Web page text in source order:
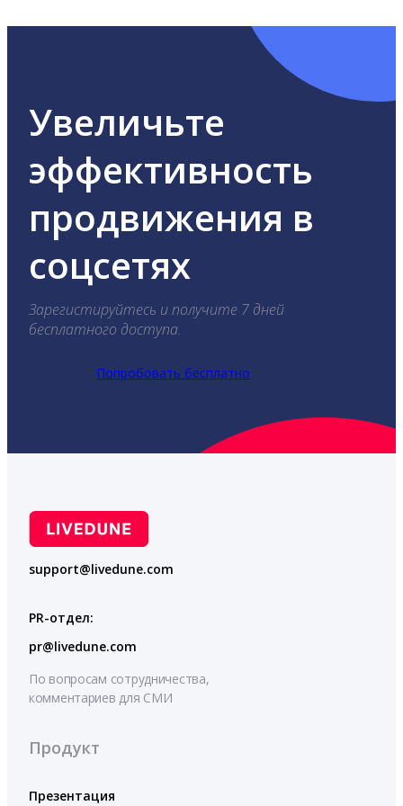
Увеличьте
эффективность
продвижения в
соцсетях
Зарегистируйтесь и получите 7 дней
бесплатного доступа.
Попробовать бесплатно
support@livedune.com
PR-отдел:
pr@livedune.com
По вопросам сотрудничества,
комментариев для СМИ
Продукт
Презентация